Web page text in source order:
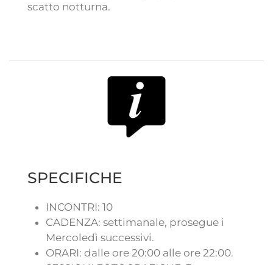
scatto notturna.
SPECIFICHE
INCONTRI: 10
CADENZA: settimanale, prosegue i
Mercoledì successivi.
ORARI: dalle ore 20:00 alle ore 22:00.